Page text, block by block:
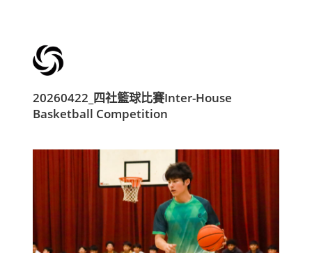
20260422_四社籃球比賽Inter-House
Basketball Competition